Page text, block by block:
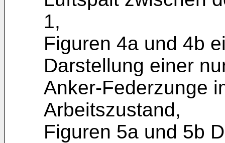
1,
Figuren 4a und 4b
Darstellung einer
Anker-Federzunge
Arbeitszustand,
Figuren 5a und 5b